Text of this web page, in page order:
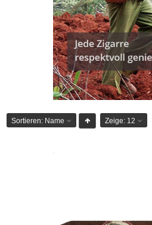
Sortieren: Name Zeige: 12